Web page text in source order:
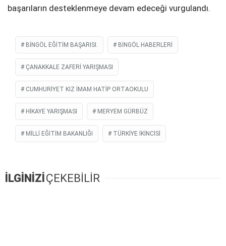
başarıların desteklenmeye devam edeceği vurgulandı.
BINGÖL EĞITIM BAŞARISI. BINGÖL HABERLERI
ÇANAKKALE ZAFERI YARIŞMASI
CUMHURIYET KIZ İMAM HATIP ORTAOKULU
HIKAYE YARIŞMASI MERYEM GÜRBÜZ
MILLI EĞITIM BAKANLIĞI TÜRKIYE İKINCISI
İLGİNİZİÇEKEBİLİR